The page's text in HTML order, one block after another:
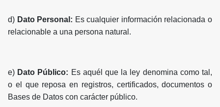
d) Dato Personal: Es cualquier información relacionada o
relacionable a una persona natural.
e) Dato Público: Es aquél que la ley denomina como tal,
o el que reposa en registros, certificados, documentos o
Bases de Datos con carácter público.